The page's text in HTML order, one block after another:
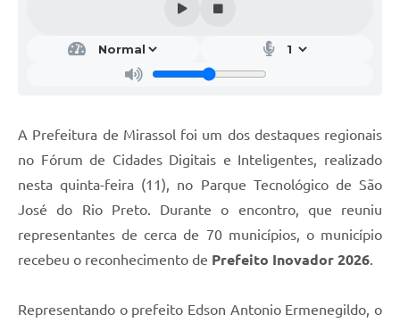
A Prefeitura de Mirassol foi um dos destaques regionais
no Fórum de Cidades Digitais e Inteligentes, realizado
nesta quinta-feira (11), no Parque Tecnológico de São
José do Rio Preto. Durante o encontro, que reuniu
representantes de cerca de 70 municípios, o município
recebeu o reconhecimento de Prefeito Inovador 2026
Representando o prefeito Edson Antonio Ermenegildo, o